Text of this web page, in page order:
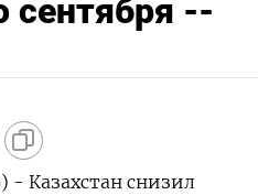
сентября --
- Казахстан снизил